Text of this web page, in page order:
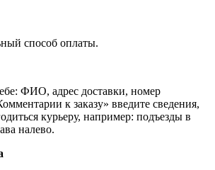
способ оплаты.
ФИО, адрес доставки, номер
к заказу» введите сведения,
курьеру, например: подъезды в
налево.